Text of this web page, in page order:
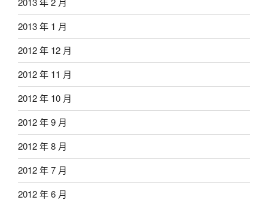
2013 年 1 月
2012 年 12 月
2012 年 11 月
2012 年 10 月
2012 年 9 月
2012 年 8 月
2012 年 7 月
2012 年 6 月